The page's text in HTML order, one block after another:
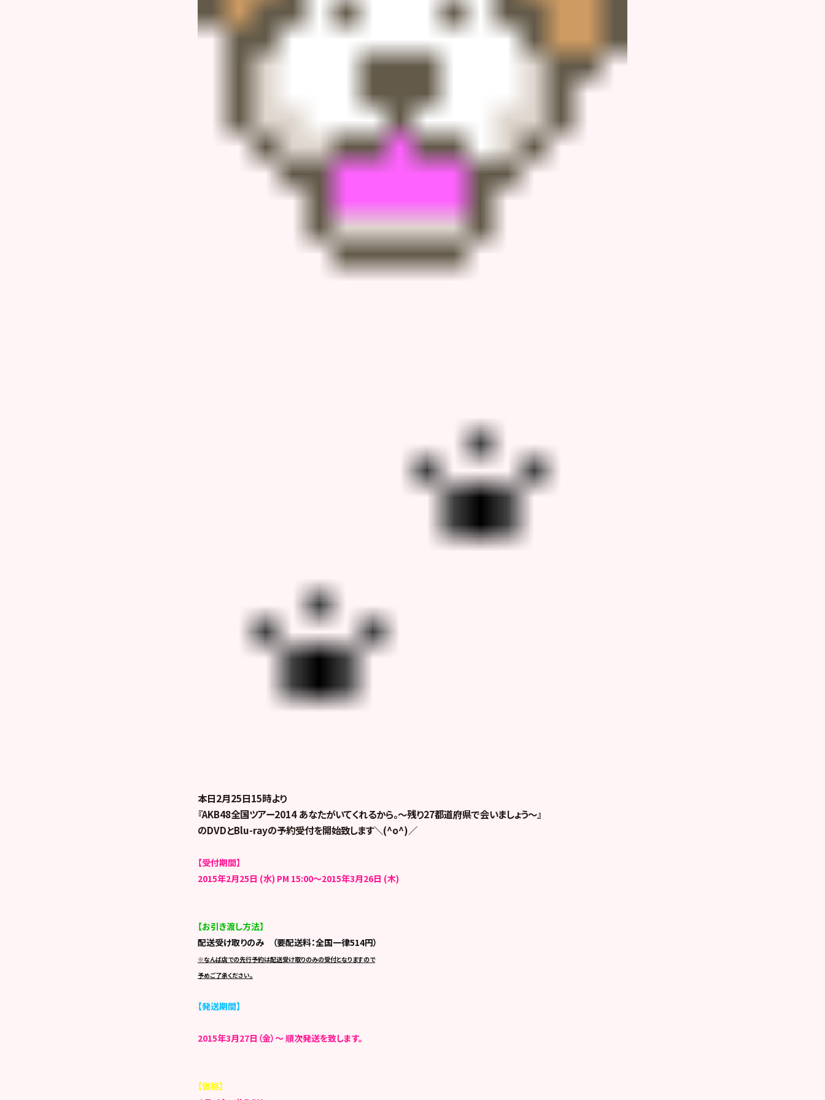
本日2月25日15時より
『AKB48全国ツアー2014 あなたがいてくれるから。～残り27都道府県で会いましょう～』
のDVDとBlu-rayの予約受付を開始致します＼(^o^)／
【受付期間】
2015年2月25日 (水) PM 15:00～2015年3月26日 (木)
【お引き渡し方法】
配送受け取りのみ （要配送料：全国一律514円）
※なんば店での先行予約は配送受け取りのみの受付となりますので
予めご了承ください。
【発送期間】
2015年3月27日（金）～ 順次発送を致します。
【価格】